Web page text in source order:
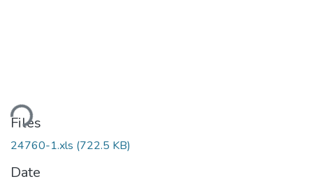
Files
24760-1.xls (722.5 KB)
Date